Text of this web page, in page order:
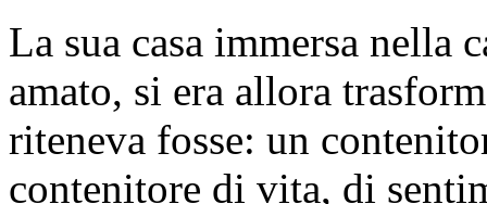
La sua casa immersa nella
amato, si era allora
riteneva fosse: un
contenitore di vita, di